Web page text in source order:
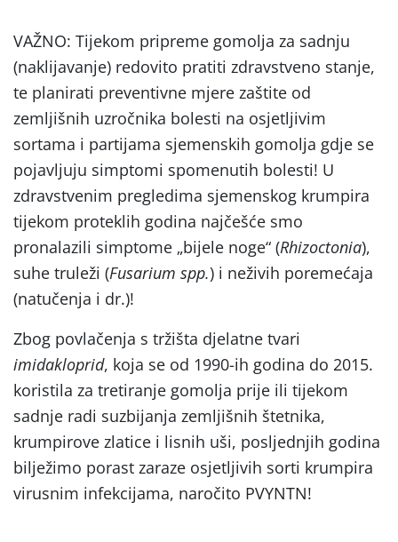
VAŽNO: Tijekom pripreme gomolja za sadnju
(naklijavanje) redovito pratiti zdravstveno stanje,
te planirati preventivne mjere zaštite od
zemljišnih uzročnika bolesti na osjetljivim
sortama i partijama sjemenskih gomolja gdje se
pojavljuju simptomi spomenutih bolesti! U
zdravstvenim pregledima sjemenskog krumpira
tijekom proteklih godina najčešće smo
pronalazili simptome „bijele noge“ (Rhizoctonia),
suhe truleži (Fusarium spp.) i neživih poremećaja
(natučenja i dr.)!
Zbog povlačenja s tržišta djelatne tvari
imidakloprid, koja se od 1990-ih godina do 2015.
koristila za tretiranje gomolja prije ili tijekom
sadnje radi suzbijanja zemljišnih štetnika,
krumpirove zlatice i lisnih uši, posljednjih godina
bilježimo porast zaraze osjetljivih sorti krumpira
virusnim infekcijama, naročito PVYNTN!